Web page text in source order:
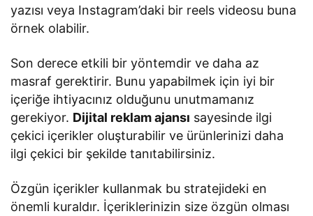
yazısı veya Instagram’daki bir reels videosu buna
örnek olabilir.
Son derece etkili bir yöntemdir ve daha az
masraf gerektirir. Bunu yapabilmek için iyi bir
içeriğe ihtiyacınız olduğunu unutmamanız
gerekiyor. Dijital reklam ajansı sayesinde ilgi
çekici içerikler oluşturabilir ve ürünlerinizi daha
ilgi çekici bir şekilde tanıtabilirsiniz.
Özgün içerikler kullanmak bu stratejideki en
önemli kuraldır. İçeriklerinizin size özgün olması